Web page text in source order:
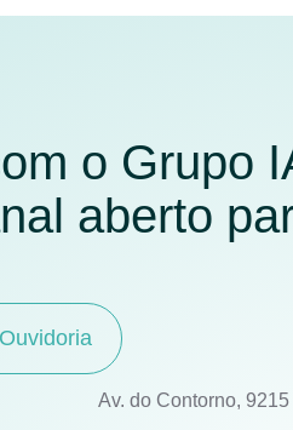
o Grupo
aberto
Av. do Contorno,